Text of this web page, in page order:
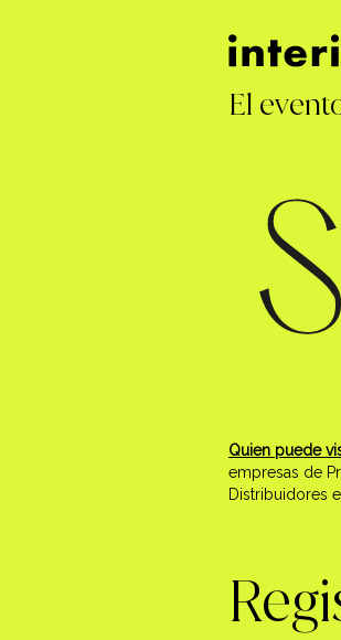
El
Quien puede
empresas de
Distribuidores